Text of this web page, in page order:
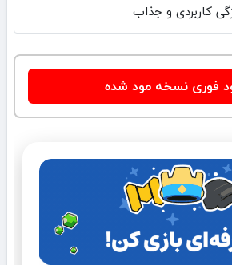
کاربردی و جذاب
فوری نسخه مود شده